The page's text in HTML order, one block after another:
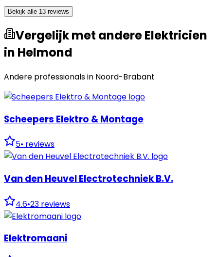
Bekijk alle 13 reviews
Vergelijk met andere Elektricien
in Helmond
Andere professionals in Noord-Brabant
Scheepers Elektro & Montage
5• reviews
Van den Heuvel Electrotechniek B.V.
4.6•23 reviews
Elektromaani